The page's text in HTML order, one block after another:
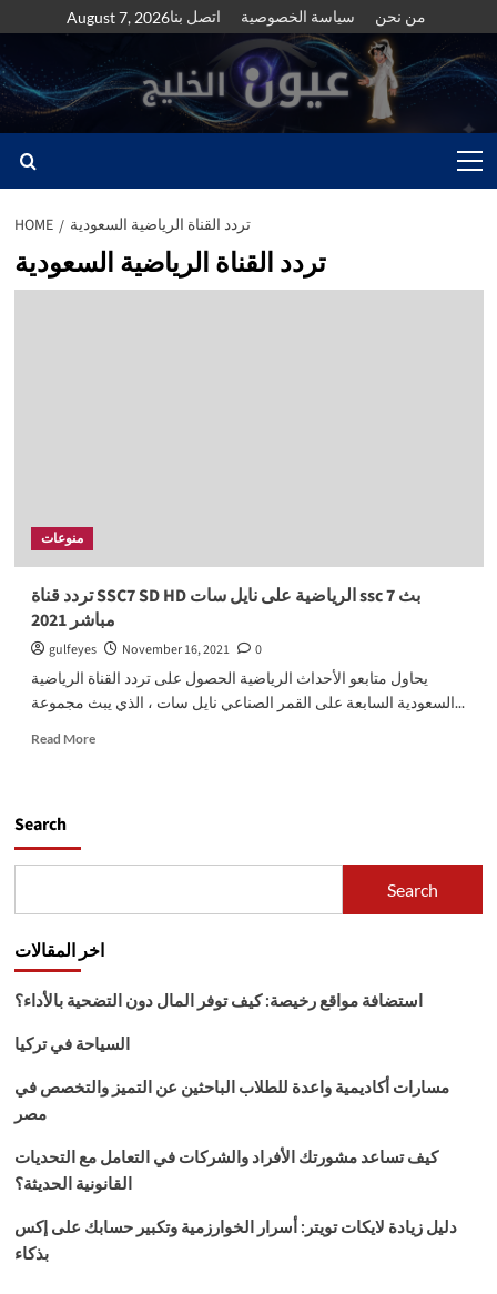
to
content
August 7, 2026اتصل بنا سياسة الخصوصية من نحن
Menu
HOME تردد القناة الرياضية السعودية
تردد القناة الرياضية السعودية
منوعات
تردد قناة SSC7 SD HD الرياضية على نايل سات ssc 7 بث
مباشر 2021
gulfeyes November 16, 2021
0
يحاول متابعو الأحداث الرياضية الحصول على تردد القناة الرياضية
السعودية السابعة على القمر الصناعي نايل سات ، الذي يبث مجموعة...
Read MoreRead
SD
نايل
7
مباشر
Search
Search
اخر المقالات
استضافة مواقع رخيصة: كيف توفر المال دون التضحية بالأداء؟
السياحة في تركيا
مسارات أكاديمية واعدة للطلاب الباحثين عن التميز والتخصص في
مصر
كيف تساعد مشورتك الأفراد والشركات في التعامل مع التحديات
القانونية الحديثة؟
دليل زيادة لايكات تويتر: أسرار الخوارزمية وتكبير حسابك على إكس
بذكاء